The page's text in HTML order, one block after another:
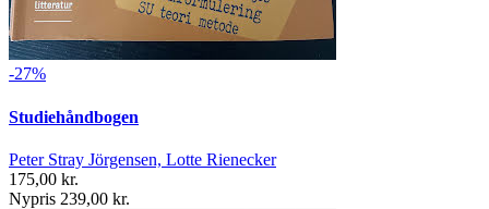
-27%
Studiehåndbogen
Peter Stray Jörgensen, Lotte Rienecker
175,00 kr.
Nypris 239,00 kr.